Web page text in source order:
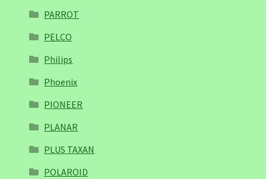
PARROT
PELCO
Philips
Phoenix
PIONEER
PLANAR
PLUS TAXAN
POLAROID